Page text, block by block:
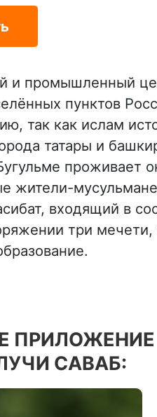
и промышленный
пунктов
так как ислам
татары и
проживает
жители-
входящий в
три
ПРИЛОЖЕНИЕ
САВАБ: